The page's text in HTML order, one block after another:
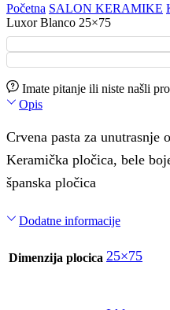
Početna SALON KERAMIKE
Luxor Blanco 25×75
Imate pitanje ili niste našli
Opis
Crvena pasta za
Keramička pločica, bele
španska pločica
Dodatne informacije
Dimenzija plocica 25×75